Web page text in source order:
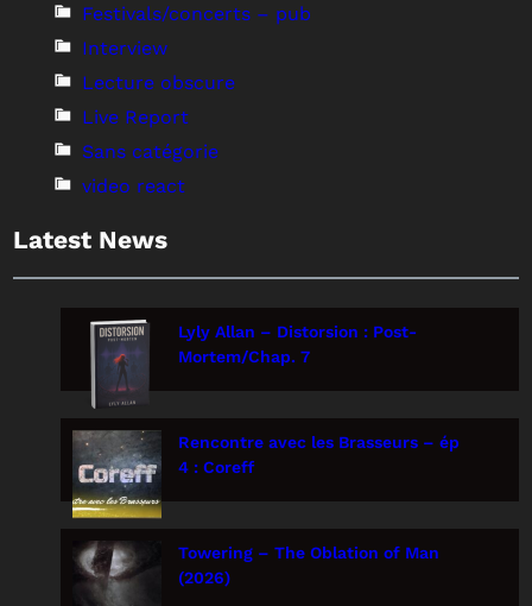
Festivals/concerts – pub
Interview
Lecture obscure
Live Report
Sans catégorie
video react
Latest News
Lyly Allan – Distorsion : Post-
Mortem/Chap. 7
Rencontre avec les Brasseurs – ép
4 : Coreff
Towering – The Oblation of Man
(2026)